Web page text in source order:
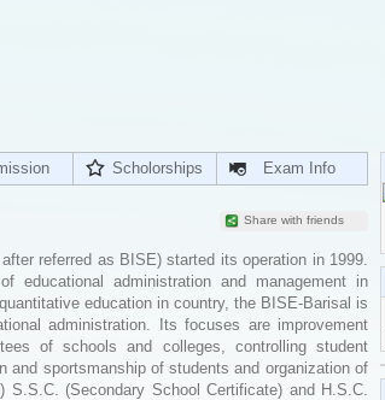
Scholorships Exam Info
Share with friends
referred as BISE) started its operation in 1999.
educational administration and management in
education in country, the BISE-Barisal is
administration. Its focuses are improvement
of schools and colleges, controlling student
and sportsmanship of students and organization of
S.S.C. (Secondary School Certificate) and H.S.C.